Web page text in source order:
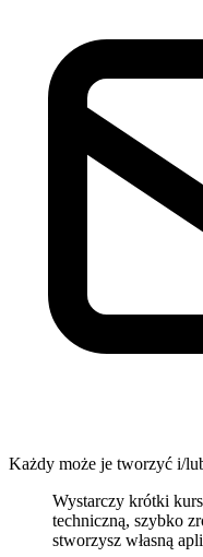
Każdy może je tworzyć i/
Wystarczy krótki
techniczną, szybko
stworzysz własną